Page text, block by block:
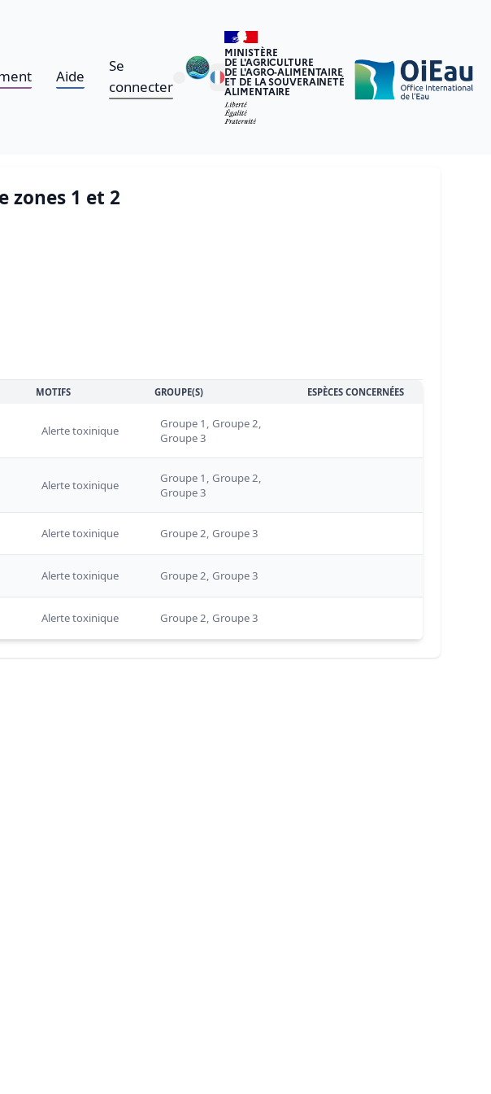
Aide
Se
connecter
MINISTÈRE
DE L'AGRICULTURE
DE L'AGRO-ALIMENTAIRE
ET DE LA SOUVERAINETÉ
ALIMENTAIRE
zones 1 et 2
MOTIFS GROUPE(S) ESPÈCES CONCERNÉES
Alerte toxinique
Groupe 1, Groupe 2,
Groupe 3
Alerte toxinique
Groupe 1, Groupe 2,
Groupe 3
Alerte toxinique Groupe 2, Groupe 3
Alerte toxinique Groupe 2, Groupe 3
Alerte toxinique Groupe 2, Groupe 3